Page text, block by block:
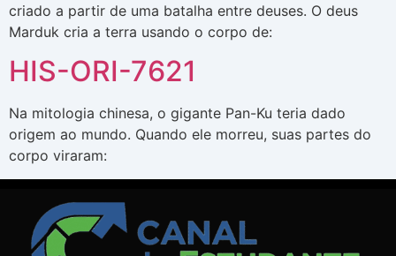
criado a partir de uma batalha entre deuses. O deus
Marduk cria a terra usando o corpo de:
HIS-ORI-7621
Na mitologia chinesa, o gigante Pan-Ku teria dado
origem ao mundo. Quando ele morreu, suas partes do
corpo viraram: